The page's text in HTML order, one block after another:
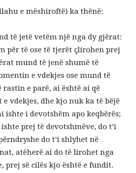
e mëshiroftë) ka thënë:
të jetë vetëm një nga dy gjërat:
për të ose të tjerët çlirohen prej
mund të jenë shumë të
e vdekjes ose mund të
rastin e parë, ai është ai që
vdekjes, dhe kjo nuk ka të bëjë
ishte i devotshëm apo keqbërës;
prej të devotshmëve, do t’i
do t’i shlyhet në
atëherë ai do të lirohet nga
prej së cilës kjo është e fundit.